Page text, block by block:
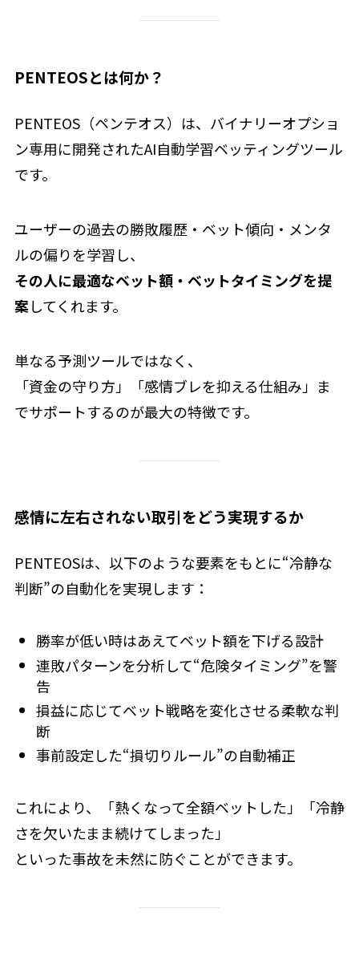
PENTEOSとは何か？
PENTEOS（ペンテオス）は、バイナリーオプショ
ン専用に開発されたAI自動学習ベッティングツール
です。
ユーザーの過去の勝敗履歴・ベット傾向・メンタ
ルの偏りを学習し、
その人に最適なベット額・ベットタイミングを提
案してくれます。
単なる予測ツールではなく、
「資金の守り方」「感情ブレを抑える仕組み」ま
でサポートするのが最大の特徴です。
感情に左右されない取引をどう実現するか
PENTEOSは、以下のような要素をもとに“冷静な
判断”の自動化を実現します：
勝率が低い時はあえてベット額を下げる設計
連敗パターンを分析して“危険タイミング”を警
告
損益に応じてベット戦略を変化させる柔軟な判
断
事前設定した“損切りルール”の自動補正
これにより、「熱くなって全額ベットした」「冷静
さを欠いたまま続けてしまった」
といった事故を未然に防ぐことができます。